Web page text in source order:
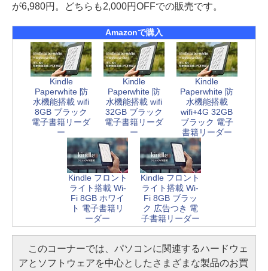
が6,980円。どちらも2,000円OFFでの販売です。
Amazonで購入
Kindle
Paperwhite 防
水機能搭載 wifi
8GB ブラック
電子書籍リーダ
ー
Kindle
Paperwhite 防
水機能搭載 wifi
32GB ブラック
電子書籍リーダ
ー
Kindle
Paperwhite 防
水機能搭載
wifi+4G 32GB
ブラック 電子
書籍リーダー
Kindle フロント
ライト搭載 Wi-
Fi 8GB ホワイ
ト 電子書籍リ
ーダー
Kindle フロント
ライト搭載 Wi-
Fi 8GB ブラッ
ク 広告つき 電
子書籍リーダー
このコーナーでは、パソコンに関連するハードウェ
アとソフトウェアを中心としたさまざまな製品のお買